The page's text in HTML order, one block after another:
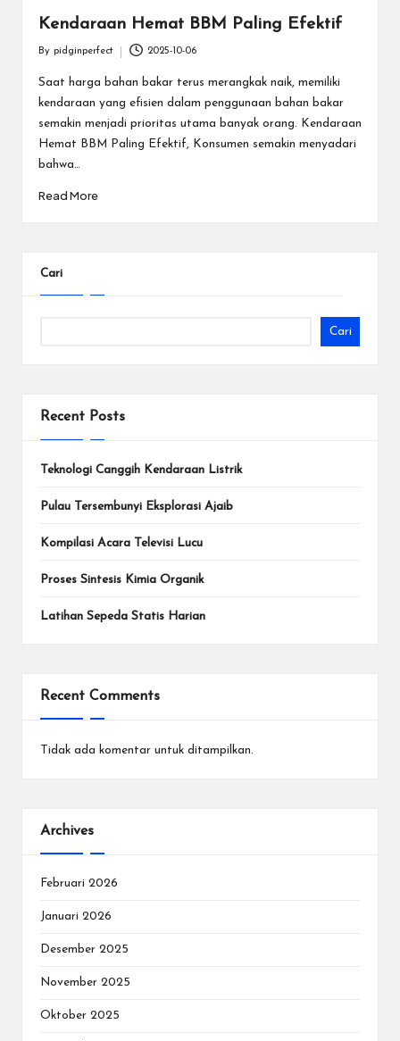
Kendaraan Hemat BBM Paling Efektif
by
By pidginperfect 2025-10-06
Saat harga bahan bakar terus merangkak naik, memiliki
kendaraan yang efisien dalam penggunaan bahan bakar
semakin menjadi prioritas utama banyak orang. Kendaraan
Hemat BBM Paling Efektif, Konsumen semakin menyadari
bahwa…
Read More
Cari
Cari
Recent Posts
Teknologi Canggih Kendaraan Listrik
Pulau Tersembunyi Eksplorasi Ajaib
Kompilasi Acara Televisi Lucu
Proses Sintesis Kimia Organik
Latihan Sepeda Statis Harian
Recent Comments
Tidak ada komentar untuk ditampilkan.
Archives
Februari 2026
Januari 2026
Desember 2025
November 2025
Oktober 2025